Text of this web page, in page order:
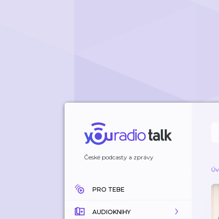
České podcasty a zprávy
PRO TEBE
AUDIOKNIHY